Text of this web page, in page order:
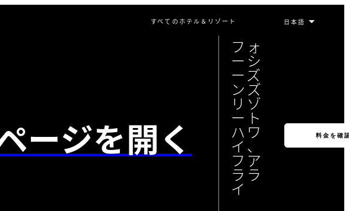
すべてのホテル＆リゾート
ージを開く
フォ
ーシ
ーズ
ンズ
リゾ
ート
ハワ
イ、
フア
ララ
イ
料金を確